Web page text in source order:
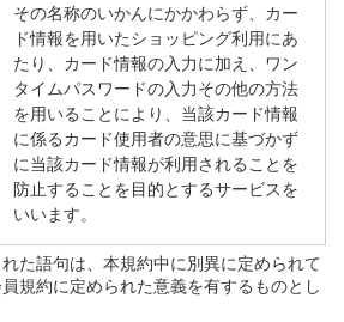
その名称のいかんにかかわらず、カー
ド情報を用いたショッピング利用にあ
たり、カード情報の入力に加え、ワン
タイムパスワードの入力その他の方法
を用いることにより、当該カード情報
に係るカード使用者の意思に基づかず
に当該カード情報が利用されることを
防止することを目的とするサービスを
いいます。
た語句は、本規約中に別異に定められて
規約に定められた意義を有するものとし